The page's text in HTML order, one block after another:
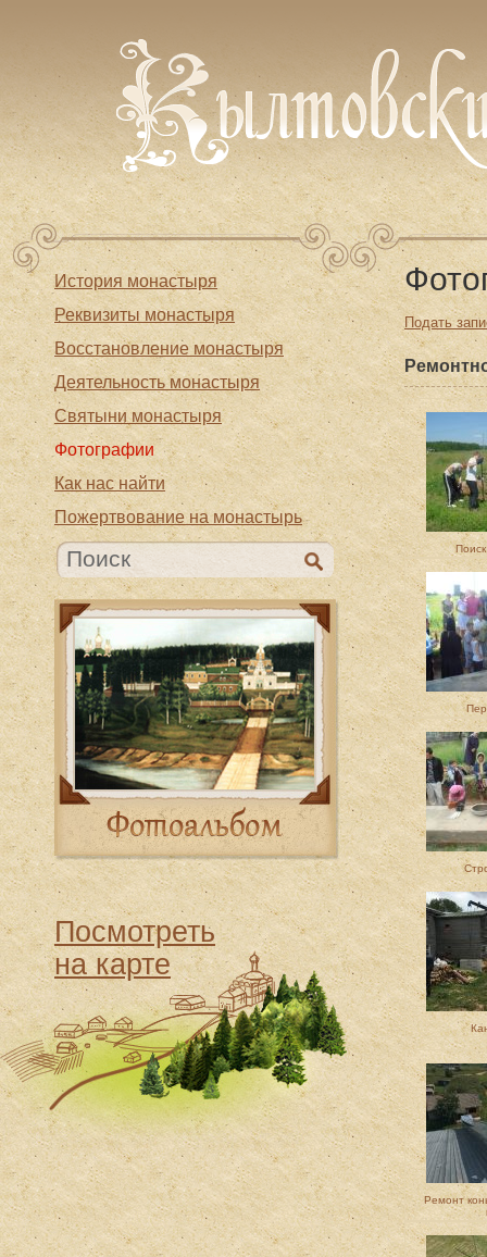
История монастыря
Реквизиты монастыря
Восстановление монастыря
Деятельность монастыря
Святыни монастыря
Фотографии
Как нас найти
Пожертвование на монастырь
Посмотреть
на карте
Подать
Ремонт